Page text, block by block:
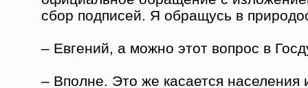
сбор подписей. Я обращусь в
– Евгений, а можно этот вопрос в
– Вполне. Это же касается населения